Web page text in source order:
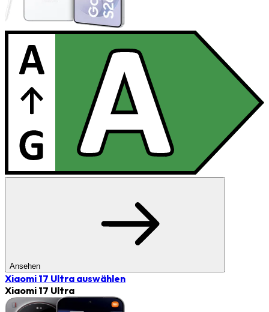
Ansehen
Xiaomi 17 Ultra auswählen
Xiaomi 17 Ultra